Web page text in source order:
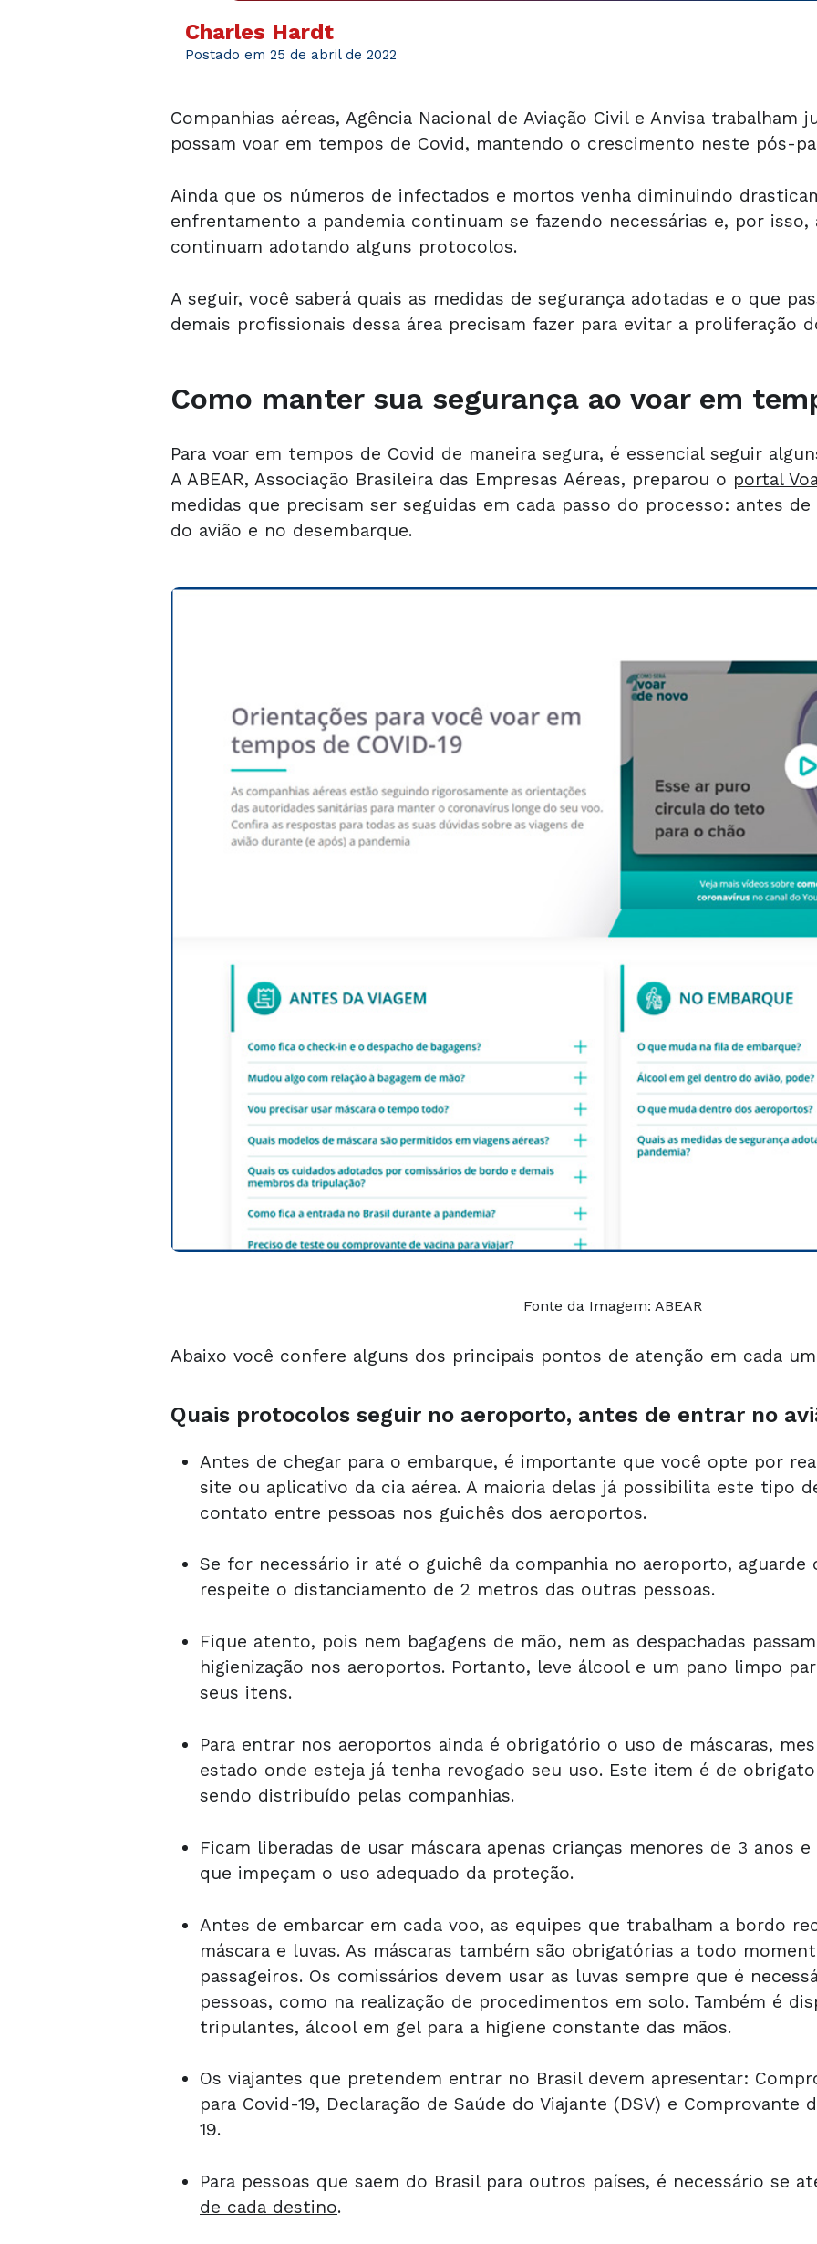
Charles Hardt
Postado em 25 de abril de 2022
Companhias aéreas, Agência Nacional de Aviação Civil e Anvisa trabalham
possam voar em tempos de Covid, mantendo o crescimento neste pós-
Ainda que os números de infectados e mortos venha diminuindo
enfrentamento a pandemia continuam se fazendo necessárias e, por isso,
continuam adotando alguns protocolos.
A seguir, você saberá quais as medidas de segurança adotadas e o que
demais profissionais dessa área precisam fazer para evitar a proliferação
Como manter sua segurança ao voar em
Para voar em tempos de Covid de maneira segura, é essencial seguir
A ABEAR, Associação Brasileira das Empresas Aéreas, preparou o portal
medidas que precisam ser seguidas em cada passo do processo: antes
do avião e no desembarque.
Fonte da Imagem: ABEAR
Abaixo você confere alguns dos principais pontos de atenção em cada
Quais protocolos seguir no aeroporto, antes de entrar no
Antes de chegar para o embarque, é importante que você opte por
site ou aplicativo da cia aérea. A maioria delas já possibilita este tipo
contato entre pessoas nos guichês dos aeroportos.
Se for necessário ir até o guichê da companhia no aeroporto,
respeite o distanciamento de 2 metros das outras pessoas.
Fique atento, pois nem bagagens de mão, nem as despachadas
higienização nos aeroportos. Portanto, leve álcool e um pano limpo
seus itens.
Para entrar nos aeroportos ainda é obrigatório o uso de máscaras,
estado onde esteja já tenha revogado seu uso. Este item é de
sendo distribuído pelas companhias.
Ficam liberadas de usar máscara apenas crianças menores de 3 anos
que impeçam o uso adequado da proteção.
Antes de embarcar em cada voo, as equipes que trabalham a bordo
máscara e luvas. As máscaras também são obrigatórias a todo
passageiros. Os comissários devem usar as luvas sempre que é
pessoas, como na realização de procedimentos em solo. Também é
tripulantes, álcool em gel para a higiene constante das mãos.
Os viajantes que pretendem entrar no Brasil devem apresentar:
para Covid-19, Declaração de Saúde do Viajante (DSV) e Comprovante
19.
Para pessoas que saem do Brasil para outros países, é necessário se
de cada destino.